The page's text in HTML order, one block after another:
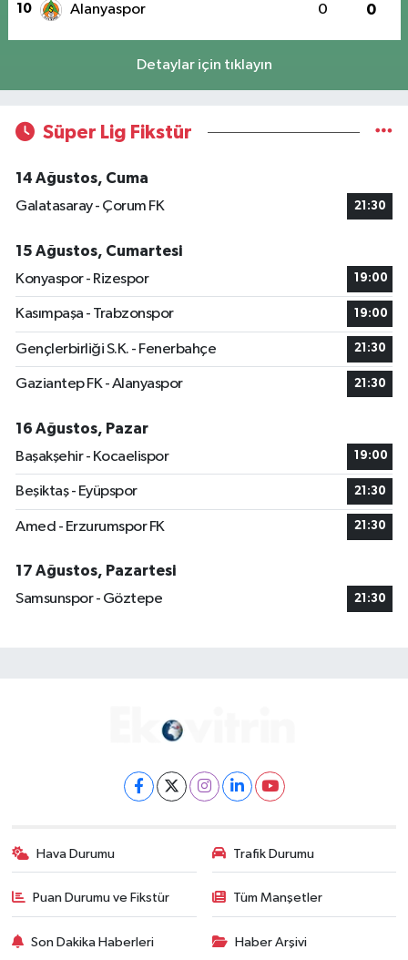
10 Alanyaspor 0 0
Detaylar için tıklayın
Süper Lig Fikstür
14 Ağustos, Cuma
Galatasaray - Çorum FK
21:30
15 Ağustos, Cumartesi
Konyaspor - Rizespor
19:00
Kasımpaşa - Trabzonspor 19:00
Gençlerbirliği S.K. - Fenerbahçe 21:30
Gaziantep FK - Alanyaspor 21:30
16 Ağustos, Pazar
Başakşehir - Kocaelispor
19:00
Beşiktaş - Eyüpspor 21:30
Amed - Erzurumspor FK 21:30
17 Ağustos, Pazartesi
Samsunspor - Göztepe
21:30
Hava Durumu Trafik Durumu
Puan Durumu ve Fikstür Tüm Manşetler
Son Dakika Haberleri Haber Arşivi